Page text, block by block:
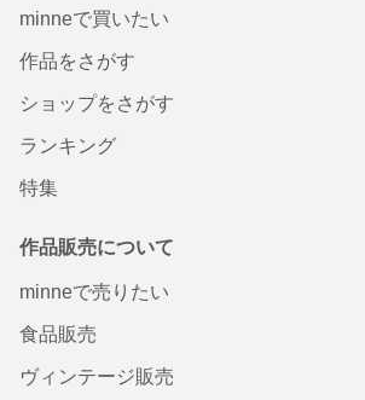
minneで買いたい
作品をさがす
ショップをさがす
ランキング
特集
作品販売について
minneで売りたい
食品販売
ヴィンテージ販売